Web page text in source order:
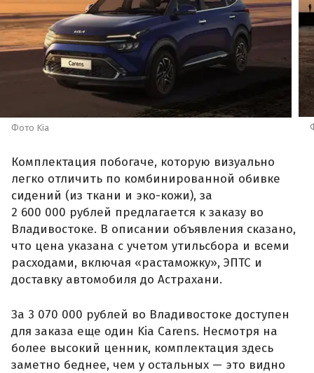
Фото Kia
Комплектация побогаче, которую визуально
легко отличить по комбинированной обивке
сидений (из ткани и эко-кожи), за
2 600 000 рублей предлагается к заказу во
Владивостоке. В описании объявления сказано,
что цена указана с учетом утильсбора и всеми
расходами, включая «растаможку», ЭПТС и
доставку автомобиля до Астрахани.
За 3 070 000 рублей во Владивостоке доступен
для заказа еще один Kia Carens. Несмотря на
более высокий ценник, комплектация здесь
заметно беднее, чем у остальных — это видно